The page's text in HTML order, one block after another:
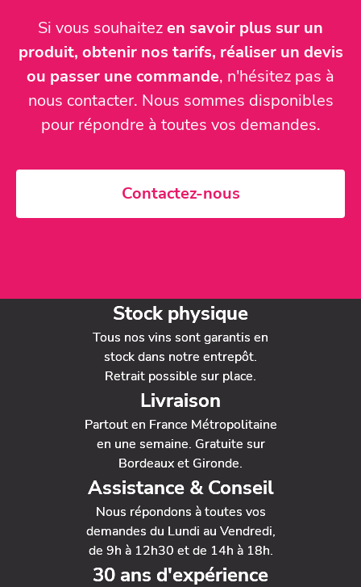
Si vous souhaitezen savoir plus sur un
produit, obtenir nos tarifs, réaliser un devis
ou passer une commande, n'hésitez pas à
nous contacter. Nous sommes disponibles
pour répondre à toutes vos demandes.
Contactez-nous
Stock physique
Tous nos vins sont garantis en
stock dans notre entrepôt.
Retrait possible sur place.
Livraison
Partout en France Métropolitaine
en une semaine. Gratuite sur
Bordeaux et Gironde.
Assistance & Conseil
Nous répondons à toutes vos
demandes du Lundi au Vendredi,
de 9h à 12h30 et de 14h à 18h.
30 ans d'expérience